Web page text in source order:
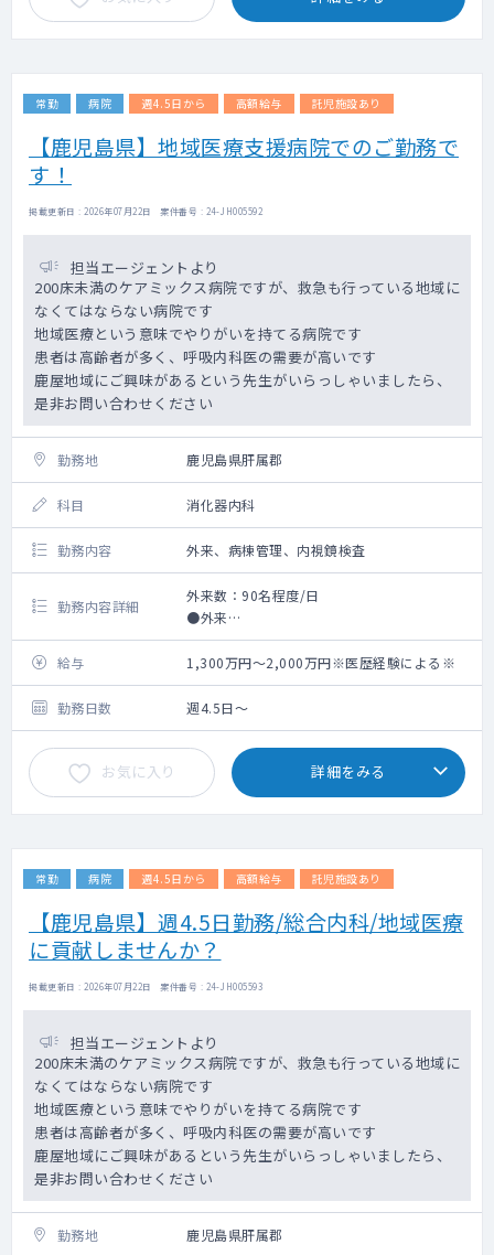
常勤 病院 週4.5日から 高額給与 託児施設あり
【鹿児島県】地域医療支援病院でのご勤務で
す！
掲載更新日 : 2026年07月22日 案件番号 : 24-JH005592
担当エージェントより
200床未満のケアミックス病院ですが、救急も行っている地域に
なくてはならない病院です
地域医療という意味でやりがいを持てる病院です
患者は高齢者が多く、呼吸内科医の需要が高いです
鹿屋地域にご興味があるという先生がいらっしゃいましたら、
是非お問い合わせください
勤務地 鹿児島県肝属郡
科目 消化器内科
勤務内容 外来、病棟管理、内視鏡検査
勤務内容詳細
外来数：90名程度/日
●外来
●病棟管理
●内視鏡検査（上部、下部）
給与 1,300万円～2,000万円※医歴経験による※
勤務日数 週4.5日～
お気に入り 詳細をみる
常勤 病院 週4.5日から 高額給与 託児施設あり
【鹿児島県】週4.5日勤務/総合内科/地域医療
に貢献しませんか？
掲載更新日 : 2026年07月22日 案件番号 : 24-JH005593
担当エージェントより
200床未満のケアミックス病院ですが、救急も行っている地域に
なくてはならない病院です
地域医療という意味でやりがいを持てる病院です
患者は高齢者が多く、呼吸内科医の需要が高いです
鹿屋地域にご興味があるという先生がいらっしゃいましたら、
是非お問い合わせください
勤務地 鹿児島県肝属郡